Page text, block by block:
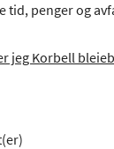
tid, penger og
jeg Korbell